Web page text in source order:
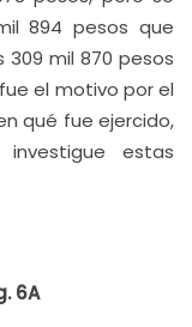
894 pesos que
309 mil 870 pesos
el motivo por el
qué fue ejercido,
estas
6A